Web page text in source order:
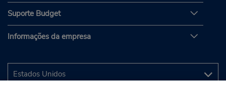
Suporte Budget
Informações da empresa